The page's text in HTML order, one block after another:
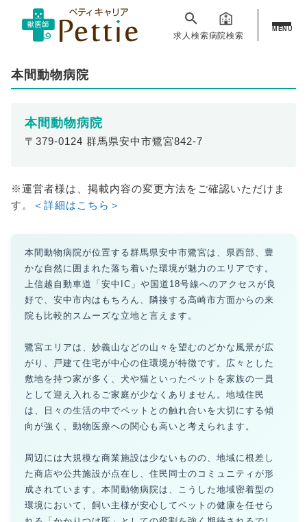
求人検索病院検索
MENU
本間動物病院
本間動物病院
〒379-0124 群馬県安中市鷺宮842-7
※運営者様は、掲載内容の変更方法をご確認いただけま
す。
＜詳細はこちら＞
本間動物病院が位置する群馬県安中市鷺宮は、県西部、豊
かな自然に囲まれた落ち着いた環境が魅力のエリアです。
上信越自動車道「安中IC」や国道18号線へのアクセスが良
好で、安中市内はもちろん、隣接する高崎市方面からの来
院も比較的スムーズな立地と言えます。
鷺宮エリアは、妙義山などの山々を望むのどかな風景が広
がり、戸建て住宅が中心の住環境が特徴です。広々とした
敷地を持つ家が多く、犬や猫といったペットを家族の一員
として迎え入れるご家庭が少なくありません。地域住民
は、日々の生活の中でペットとの触れ合いを大切にする傾
向が強く、動物医療への関心も高いと考えられます。
周辺には大規模な商業施設は少ないものの、地域に根差し
た商店や公共施設が点在し、住民同士のコミュニティが形
成されています。本間動物病院は、こうした地域密着型の
環境において、飼い主様が安心してペットの健康を任せら